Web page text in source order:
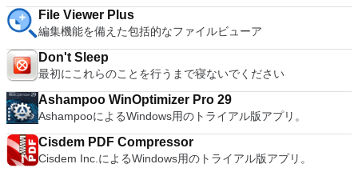
Fedora, and lots of other distributions as well. Overall,
Workstation Pro offers high performance, strong reliability,
and cutting edge features that make it stand out from the
crowd. The full version is a little pricey, but you do get what
you pay for.
File Viewer Plus
編集機能を備えた包括的なファイルビューア
Don't Sleep
最初にこれらのことを行うまで寝ないでください
Ashampoo WinOptimizer Pro 29
AshampooによるWindows用のトライアル版アプリ。
Cisdem PDF Compressor
Cisdem Inc.によるWindows用のトライアル版アプリ。